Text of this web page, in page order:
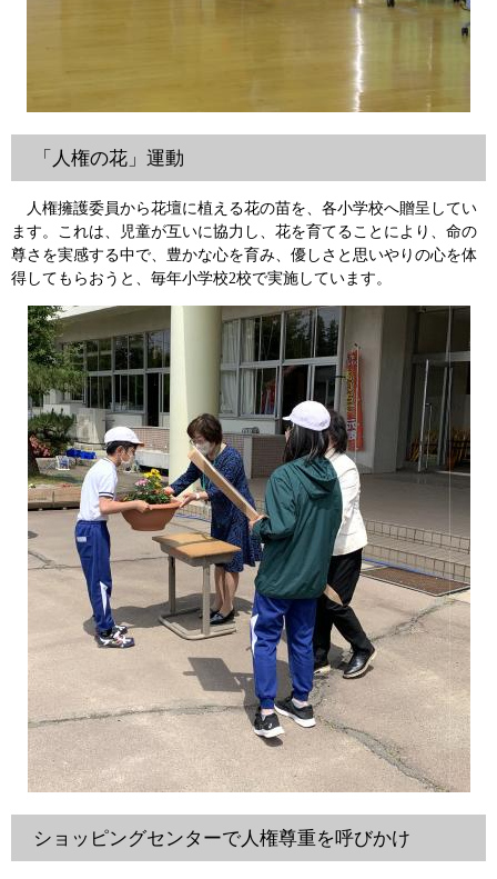
「人権の花」運動
人権擁護委員から花壇に植える花の苗を、各小学校へ贈呈してい
ます。これは、児童が互いに協力し、花を育てることにより、命の
尊さを実感する中で、豊かな心を育み、優しさと思いやりの心を体
得してもらおうと、毎年小学校2校で実施しています。
ショッピングセンターで人権尊重を呼びかけ